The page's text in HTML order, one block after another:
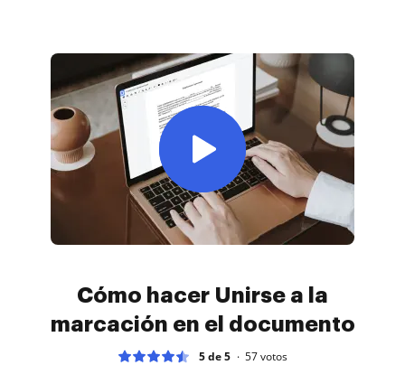
Cómo hacer Unirse a la
marcación en el documento
5 de 5 57votos